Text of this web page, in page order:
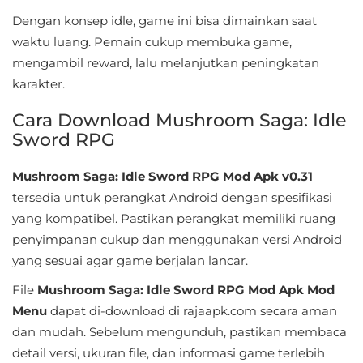
&
Local
Video
&
Editors
Rekomendasi
Dengan konsep idle, game ini bisa dimainkan saat
waktu luang. Pemain cukup membuka game,
mengambil reward, lalu melanjutkan peningkatan
karakter.
Cara Download Mushroom Saga: Idle
Sword RPG
Mushroom Saga: Idle Sword RPG Mod Apk v0.31
tersedia untuk perangkat Android dengan spesifikasi
yang kompatibel. Pastikan perangkat memiliki ruang
penyimpanan cukup dan menggunakan versi Android
yang sesuai agar game berjalan lancar.
File Mushroom Saga: Idle Sword RPG Mod Apk Mod
Menu dapat di-download di rajaapk.com secara aman
dan mudah. Sebelum mengunduh, pastikan membaca
detail versi, ukuran file, dan informasi game terlebih